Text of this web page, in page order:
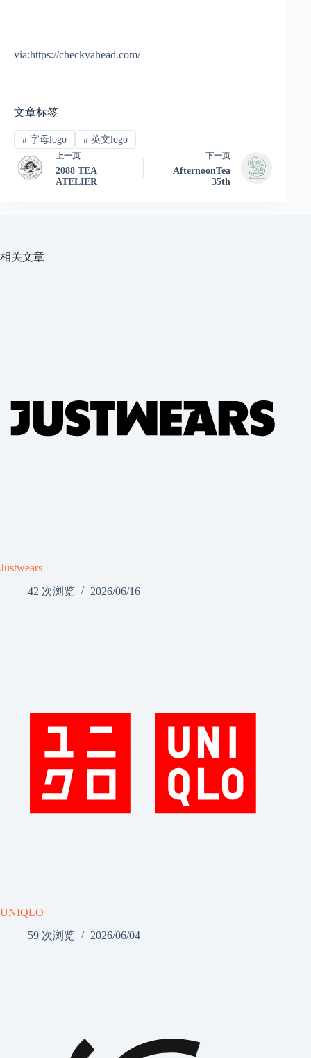
via:https://checkyahead.com/
文章标签
#字母logo #英文logo
上一页
2088 TEA
ATELIER
下一页
AfternoonTea
35th
相关文章
Justwears
42 次浏览
2026/06/16
UNIQLO
59 次浏览
2026/06/04